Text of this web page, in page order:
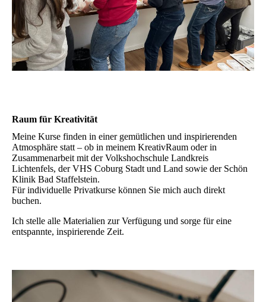
Raum für Kreativität
Meine Kurse finden in einer gemütlichen und inspirierenden
Atmosphäre statt – ob in meinem KreativRaum oder in
Zusammenarbeit mit der Volkshochschule Landkreis
Lichtenfels, der VHS Coburg Stadt und Land sowie der Schön
Klinik Bad Staffelstein.
Für individuelle Privatkurse können Sie mich auch direkt
buchen.
Ich stelle alle Materialien zur Verfügung und sorge für eine
entspannte, inspirierende Zeit.